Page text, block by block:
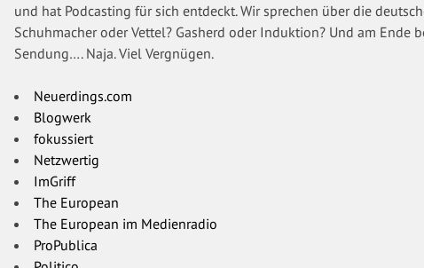
und hat Podcasting für sich entdeckt. Wir sprechen über die
Schuhmacher oder Vettel? Gasherd oder Induktion? Und am Ende
Sendung…. Naja. Viel Vergnügen.
Neuerdings.com
Blogwerk
fokussiert
Netzwertig
ImGriff
The European
The European im Medienradio
ProPublica